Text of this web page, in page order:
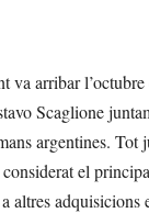
va arribar
Scaglione
argentines. Tot
el
altres